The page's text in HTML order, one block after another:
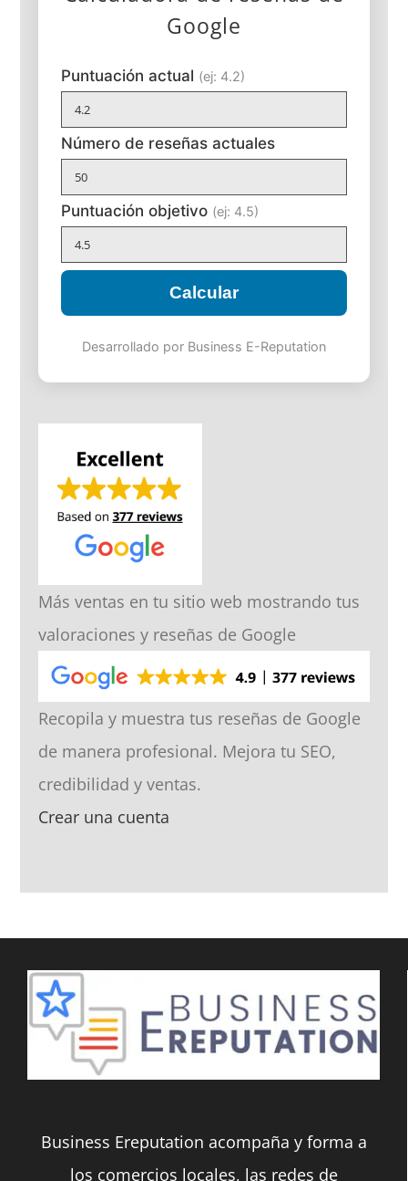
Google
Puntuación actual (ej: 4.2)
Número de reseñas actuales
Puntuación objetivo (ej: 4.5)
Calcular
Desarrollado por Business E-Reputation
Más ventas en tu sitio web mostrando tus
valoraciones y reseñas de Google
Recopila y muestra tus reseñas de Google
de manera profesional. Mejora tu SEO,
credibilidad y ventas.
Crear una cuenta
Business Ereputation acompaña y forma a
los comercios locales, las redes de